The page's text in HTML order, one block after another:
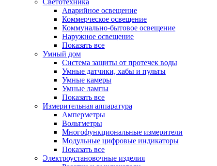
Светотехника
Аварийное освещение
Коммерческое освещение
Коммунально-бытовое освещение
Наружное освещение
Показать все
Умный дом
Система защиты от протечек воды
Умные датчики, хабы и пульты
Умные камеры
Умные лампы
Показать все
Измерительная аппаратура
Амперметры
Вольтметры
Многофункциональные измерители
Модульные цифровые индикаторы
Показать все
Электроустановочные изделия